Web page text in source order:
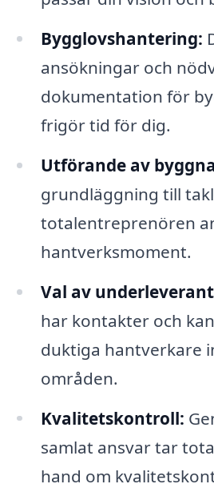
Bygglovshantering:
ansökningar och
dokumentation för
frigör tid för dig.
Utförande av
grundläggning till
totalentreprenören
hantverksmoment.
Val av
har kontakter och
duktiga hantverkare
områden.
Kvalitetskontroll:
samlat ansvar tar
hand om